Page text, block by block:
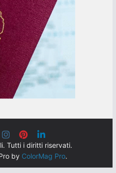
Tutti i diritti riservati.
by ColorMag Pro.